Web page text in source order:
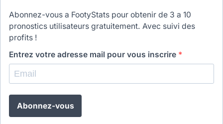
Abonnez-vous a FootyStats pour obtenir de 3 a 10
pronostics utilisateurs gratuitement. Avec suivi des
profits !
Entrez votre adresse mail pour vous inscrire *
Abonnez-vous